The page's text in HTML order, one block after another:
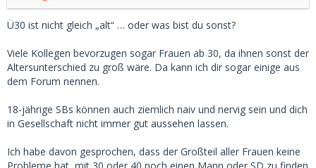
Ü30 ist nicht gleich „alt“ … oder was bist du sonst?
Viele Kollegen bevorzugen sogar Frauen ab 30, da ihnen sonst der
Altersunterschied zu groß wäre. Da kann ich dir sogar einige aus
dem Forum nennen.
18-jährige SBs können auch ziemlich naiv und nervig sein und dich
in Gesellschaft nicht immer gut aussehen lassen.
Ich habe davon gesprochen, dass der Großteil aller Frauen keine